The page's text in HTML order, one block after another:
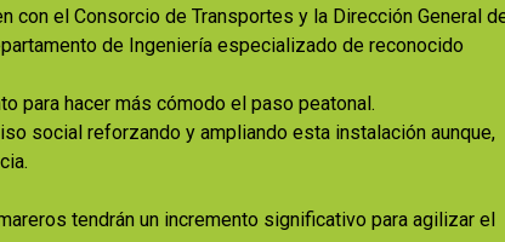
con el Consorcio de Transportes y la Dirección General
de Ingeniería especializado de reconocido
para hacer más cómodo el paso peatonal.
social reforzando y ampliando esta instalación aunque,
tendrán un incremento significativo para agilizar el